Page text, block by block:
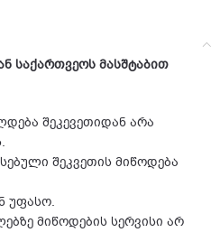
საქართვეოს მასშტაბით
შეკევეთიდან არა
შეკვეთის მიწოდება
უფასო.
მიწოდების სერვისი არ